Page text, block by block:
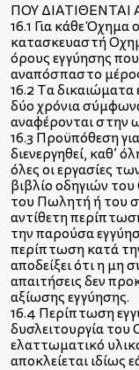
ΠΟΥ ΔΙΑΤΙΘΕΝΤΑΙ
16.1 Για κάθε Όχημα
κατασκευαστή
όρους εγγύησης που
αναπόσπαστο
16.2 Τα
δύο χρόνια
αναφέρονται στην
16.3 Προϋπόθεση
διενεργηθεί, καθ’
όλες οι εργασίες
βιβλίο οδηγιών
του Πωλητή ή του
αντίθετη
την παρούσα
περίπτωση κατά
αποδείξει ότι η μη
απαιτήσεις δεν
αξίωσης εγγύησης.
16.4 Περίπτωση
δυσλειτουργία του
ελαττωματικό
αποκλείεται ιδίως